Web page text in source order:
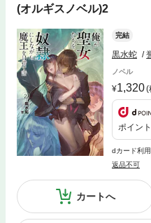
(オルギスノベル)2
完結
黒水蛇
ノベル
1,320(
ポイン
dカード利
返品不可
カートへ